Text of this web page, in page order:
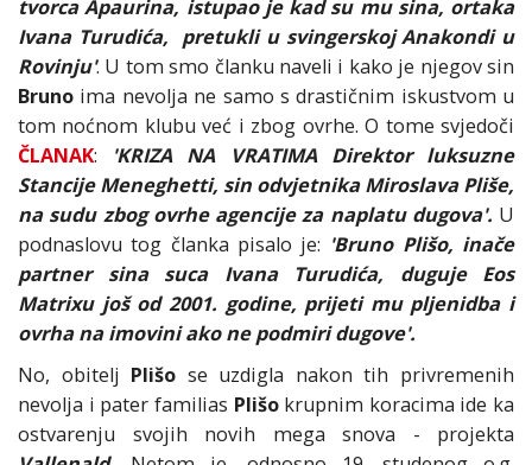
tvorca Apaurina, istupao je kad su mu sina, ortaka
Ivana Turudića, pretukli u svingerskoj Anakondi u
Rovinju'. U tom smo članku naveli i kako je njegov sin
Bruno ima nevolja ne samo s drastičnim iskustvom u
tom noćnom klubu već i zbog ovrhe. O tome svjedoči
ČLANAK:
'KRIZA NA VRATIMA Direktor luksuzne
Stancije Meneghetti, sin odvjetnika Miroslava Pliše,
na sudu zbog ovrhe agencije za naplatu dugova'. U
podnaslovu tog članka pisalo je: 'Bruno Plišo, inače
partner sina suca Ivana Turudića, duguje Eos
Matrixu još od 2001. godine, prijeti mu pljenidba i
ovrha na imovini ako ne podmiri dugove'.
No, obitelj Plišo se uzdigla nakon tih privremenih
nevolja i pater familias Plišo krupnim koracima ide ka
ostvarenju svojih novih mega snova - projekta